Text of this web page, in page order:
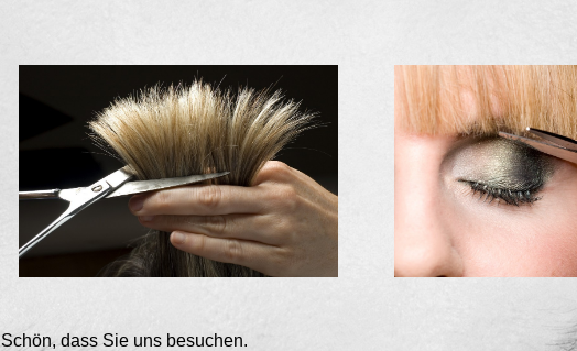
Schön, dass Sie uns besuchen.